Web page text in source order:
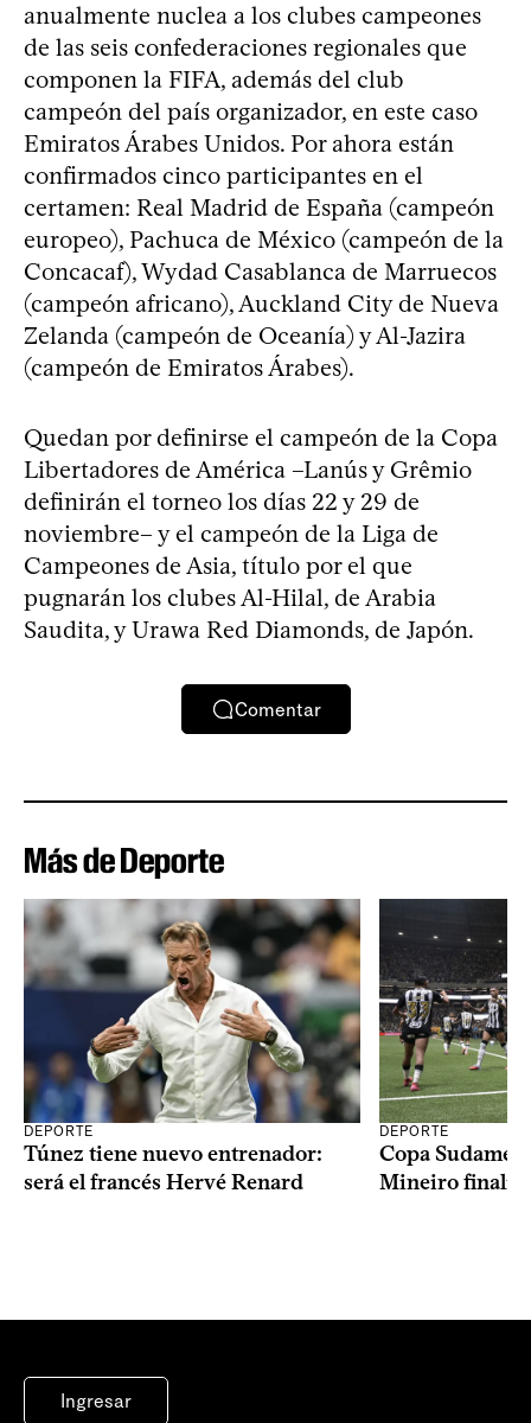
anualmente nuclea a los clubes campeones
de las seis confederaciones regionales que
componen la FIFA, además del club
campeón del país organizador, en este caso
Emiratos Árabes Unidos. Por ahora están
confirmados cinco participantes en el
certamen: Real Madrid de España (campeón
europeo), Pachuca de México (campeón de la
Concacaf), Wydad Casablanca de Marruecos
(campeón africano), Auckland City de Nueva
Zelanda (campeón de Oceanía) y Al-Jazira
(campeón de Emiratos Árabes).
Quedan por definirse el campeón de la Copa
Libertadores de América –Lanús y Grêmio
definirán el torneo los días 22 y 29 de
noviembre– y el campeón de la Liga de
Campeones de Asia, título por el que
pugnarán los clubes Al-Hilal, de Arabia
Saudita, y Urawa Red Diamonds, de Japón.
Comentar
Más de Deporte
DEPORTE
Túnez tiene nuevo entrenador:
será el francés Hervé Renard
DEPORTE
Copa
Mineiro
Ingresar